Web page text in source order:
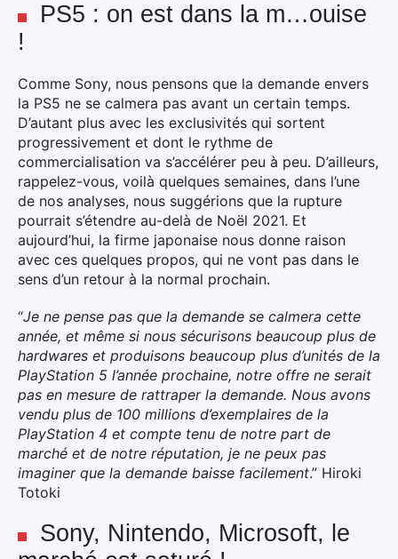
PS5 : on est dans la m…ouise
!
Comme Sony, nous pensons que la demande envers
la PS5 ne se calmera pas avant un certain temps.
D’autant plus avec les exclusivités qui sortent
progressivement et dont le rythme de
commercialisation va s’accélérer peu à peu. D’ailleurs,
rappelez-vous, voilà quelques semaines, dans l’une
de nos analyses, nous suggérions que la rupture
pourrait s’étendre au-delà de Noël 2021. Et
aujourd’hui, la firme japonaise nous donne raison
avec ces quelques propos, qui ne vont pas dans le
sens d’un retour à la normal prochain.
“Je ne pense pas que la demande se calmera cette
année, et même si nous sécurisons beaucoup plus de
hardwares et produisons beaucoup plus d’unités de la
PlayStation 5 l’année prochaine, notre offre ne serait
pas en mesure de rattraper la demande. Nous avons
vendu plus de 100 millions d’exemplaires de la
PlayStation 4 et compte tenu de notre part de
marché et de notre réputation, je ne peux pas
imaginer que la demande baisse facilement.” Hiroki
Totoki
Sony, Nintendo, Microsoft, le